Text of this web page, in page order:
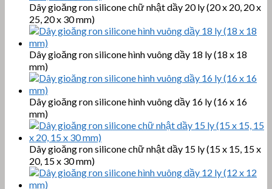
Dây gioăng ron silicone chữ nhật dầy 20 ly (20 x 20, 20 x
25, 20 x 30 mm)
Dây gioăng ron silicone hình vuông dầy 18 ly (18 x 18
mm)
Dây gioăng ron silicone hình vuông dầy 16 ly (16 x 16
mm)
Dây gioăng ron silicone chữ nhật dầy 15 ly (15 x 15, 15 x
20, 15 x 30 mm)